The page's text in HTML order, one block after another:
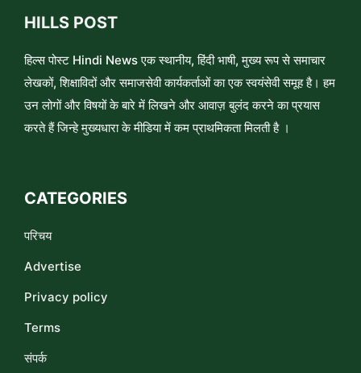
HILLS POST
हिल्स पोस्ट Hindi News एक स्थानीय, हिंदी भाषी, मुख्य रूप से समाचार
लेखकों, शिक्षाविदों और समाजसेवी कार्यकर्ताओं का एक स्वयंसेवी समूह है। हम
उन लोगों और विषयों के बारे में लिखने और आवाज़ बुलंद करने का प्रयास
करते हैं जिन्हे मुख्यधारा के मीडिया में कम प्राथमिकता मिलती है ।
CATEGORIES
परिचय
Advertise
Privacy policy
Terms
संपर्क